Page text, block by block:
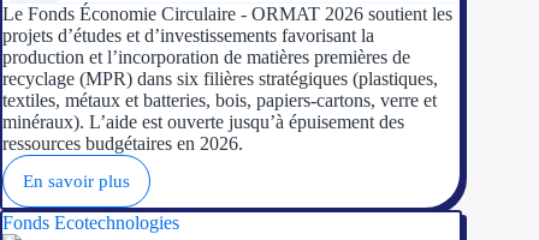
Le Fonds Économie Circulaire - ORMAT 2026 soutient les
projets d’études et d’investissements favorisant la
production et l’incorporation de matières premières de
recyclage (MPR) dans six filières stratégiques (plastiques,
textiles, métaux et batteries, bois, papiers-cartons, verre et
minéraux). L’aide est ouverte jusqu’à épuisement des
ressources budgétaires en 2026.
En savoir plus
Fonds Ecotechnologies